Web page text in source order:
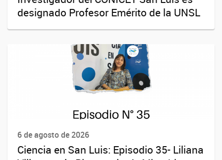
designado Profesor Emérito de la UNSL
6 de agosto de 2026
Ciencia en San Luis: Episodio 35- Liliana